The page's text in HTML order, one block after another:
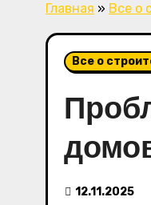
Главная » Все о
Все о
12.11.2025